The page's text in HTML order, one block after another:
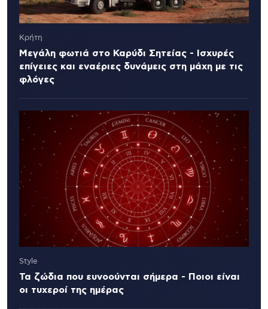
Κρήτη
Μεγάλη φωτιά στο Καρύδι Σητείας - Ισχυρές
επίγειες και εναέριες δυνάμεις στη μάχη με τις
φλόγες
Style
Τα ζώδια που ευνοούνται σήμερα - Ποιοι είναι
οι τυχεροί της ημέρας